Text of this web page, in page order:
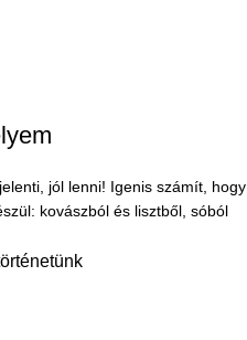
jól lenni! Igenis számít, hogy
kovászból és lisztből, sóból